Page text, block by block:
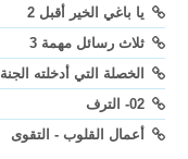
يا باغي الخير أقبل 2
ثلاث رسائل مهمة 3
الخصلة التي أدخلته الجنة
أعمال القلوب - التقوى